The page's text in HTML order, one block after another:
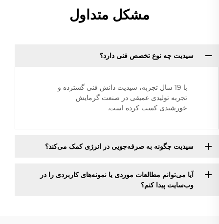
مشکل متداول
سیدیت چه نوع تخصص فنی دارد؟
با 19 سال تجربه، سیدیت دانش فنی گسترده و
تجربه تولیدی عمیقی در صنعت گرمایش
خورشیدی کسب کرده است.
سیدیت چگونه به صرفه‌جویی در انرژی کمک می‌کند؟
آیا می‌توانم مطالعات موردی یا نمونه‌های کاربردی را در
وب‌سایت پیدا کنم؟